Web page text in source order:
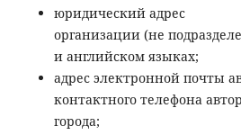
юридический адрес
организации (не
и английском языках;
адрес электронной почты
контактного телефона
города;